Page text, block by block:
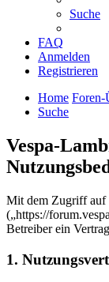
Suche
FAQ
Anmelden
Registrieren
Home Foren-
Suche
Vespa-
Mit dem Zugriff auf
(„https://
Betreiber ein
1.